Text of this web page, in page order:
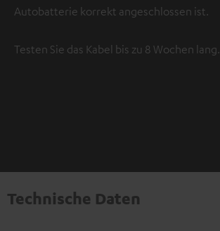
Autobatterie korrekt angeschlossen ist.
Testen Sie das Kabel bis zu 8 Wochen lang.
Technische Daten